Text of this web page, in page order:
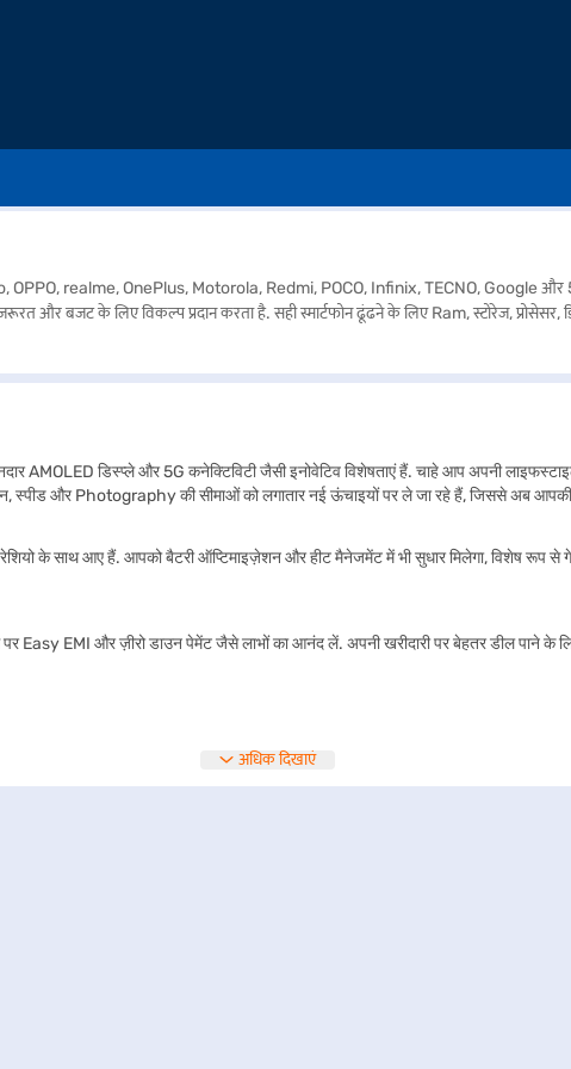
realme, OnePlus, Motorola, Redmi, POCO, Infinix, TECNO, Google और 50+
और बजट के लिए विकल्प प्रदान करता है. सही स्मार्टफोन ढूंढने के लिए Ram, स्टोरेज,
और लाभों के साथ बजाज फाइनेंस पार्टनर स्टोर से अपना पसंदीदा मोबाइल फोन खरीदें.
AMOLED डिस्प्ले और 5G कनेक्टिविटी जैसी इनोवेटिव विशेषताएं हैं. चाहे आप अपनी
स्पीड और Photography की सीमाओं को लगातार नई ऊंचाइयों पर ले जा रहे हैं, जिससे अब
के साथ आए हैं. आपको बैटरी ऑप्टिमाइज़ेशन और हीट मैनेजमेंट में भी सुधार मिलेगा, विशेष
Easy EMI और ज़ीरो डाउन पेमेंट जैसे लाभों का आनंद लें. अपनी खरीदारी पर बेहतर डील पाने के
अत्याधुनिक विशेषताओं वाले प्रीमियम मॉडल से लेकर मजबूत परफॉर्मेंस वाले किफायती फोन तक, आप
इकोसिस्टम.
अधिक दिखाएं